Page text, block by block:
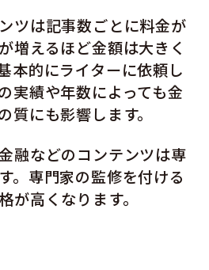
ツは記事数ごとに料金が
増えるほど金額は大きく
本的にライターに依頼し
実績や年数によっても金
質にも影響します。
融などのコンテンツは専
。専門家の監修を付ける
が高くなります。